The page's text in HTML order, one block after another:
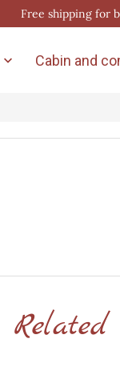
Free shipping for
 Cabin and